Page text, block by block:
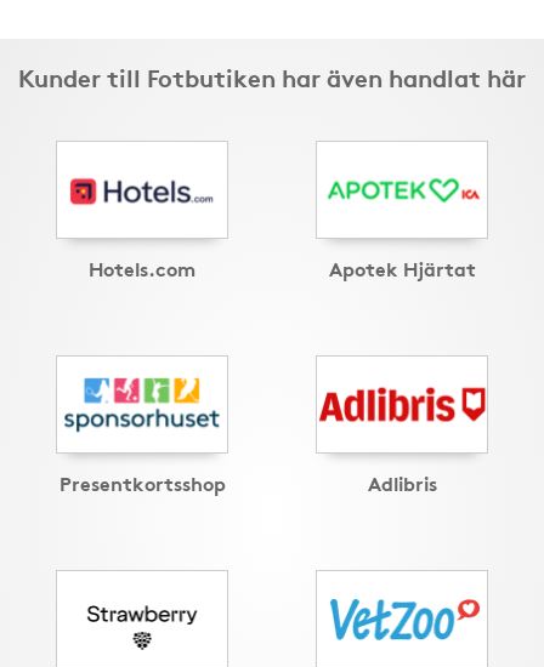
Kunder till Fotbutiken har även handlat här
Hotels.com Apotek Hjärtat
Presentkortsshop Adlibris